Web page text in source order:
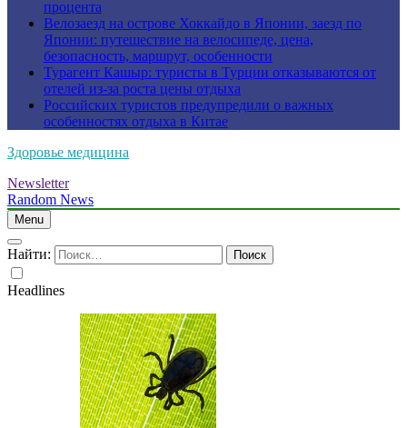
процента
Велозаезд на острове Хоккайдо в Японии, заезд по
Японии: путешествие на велосипеде, цена,
безопасность, маршрут, особенности
Турагент Кашыр: туристы в Турции отказываются от
отелей из-за роста цены отдыха
Российских туристов предупредили о важных
особенностях отдыха в Китае
Здоровье медицина
Newsletter
Random News
Menu
Найти:
Headlines